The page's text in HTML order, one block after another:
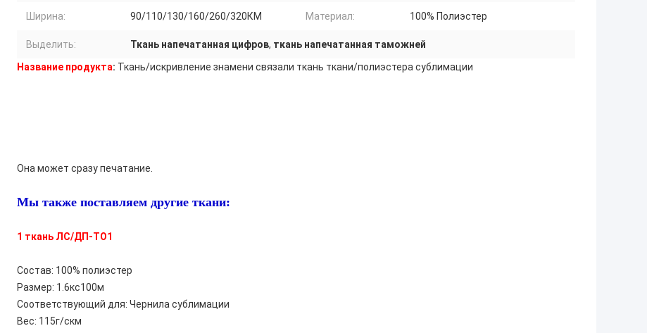
Ширина: 90/110/130/160/260/320КМ Материал: 100% Полиэстер
Выделить: Ткань напечатанная цифров, ткань напечатанная таможней
Название продукта: Ткань/искривление знамени связали ткань ткани/полиэстера сублимации
Она может сразу печатание.
Мы также поставляем другие ткани:
1 ткань ЛС/ДП-ТО1
Состав: 100% полиэстер
Размер: 1.6кс100м
Соответствующий для: Чернила сублимации
Вес: 115г/скм